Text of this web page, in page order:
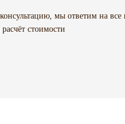
мы ответим на все
стоимости